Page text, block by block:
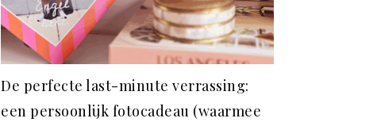
De perfecte last-minute verrassing:
een persoonlijk fotocadeau (waarmee